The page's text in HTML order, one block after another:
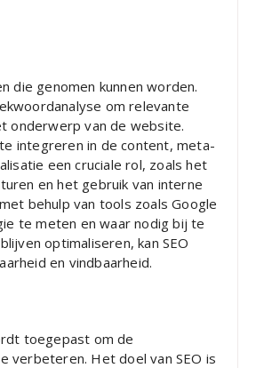
die genomen kunnen worden.
om relevante
onderwerp van de website.
integreren in de content, meta-
een cruciale rol, zoals het
en het gebruik van interne
behulp van tools zoals Google
te meten en waar nodig bij te
optimaliseren, kan SEO
en vindbaarheid.
toegepast om de
verbeteren. Het doel van SEO is